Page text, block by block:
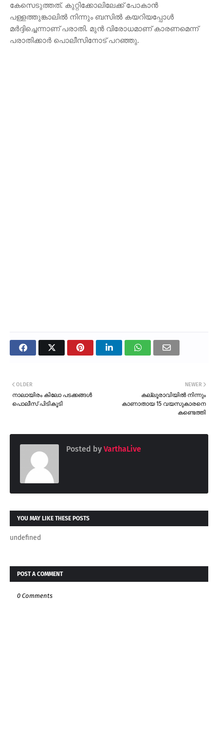
കേസെടുത്തത്. കുറ്റിക്കോലിലേക്ക് പോകാൻ
പള്ളത്തുങ്കാലിൽ നിന്നും ബസിൽ കയറിയപ്പോൾ
മർദ്ദിച്ചെന്നാണ് പരാതി. മുൻ വിരോധമാണ് കാരണമെന്ന്
പരാതിക്കാർ പൊലീസിനോട് പറഞ്ഞു.
NEWER
കല്ലൂരാവിയിൽ നിന്നും
കാണാതായ 15 വയസുകാരനെ
കണ്ടെത്തി
OLDER
നാലായിരം കിലോ പടക്കങ്ങൾ
പൊലീസ് പിടികൂടി
Posted by VarthaLive
YOU MAY LIKE THESE POSTS
undefined
POST A COMMENT
0 Comments